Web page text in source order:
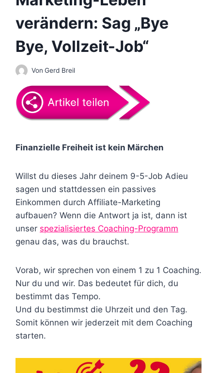
verändern: Sag „Bye
Bye, Vollzeit-Job“
Von Gerd Breil
Finanzielle Freiheit ist kein Märchen
Willst du dieses Jahr deinem 9-5-Job Adieu
sagen und stattdessen ein passives
Einkommen durch Affiliate-Marketing
aufbauen? Wenn die Antwort ja ist, dann ist
unser spezialisiertes Coaching-Programm
genau das, was du brauchst.
Vorab, wir sprechen von einem 1 zu 1 Coaching.
Nur du und wir. Das bedeutet für dich, du
bestimmt das Tempo.
Und du bestimmst die Uhrzeit und den Tag.
Somit können wir jederzeit mit dem Coaching
starten.